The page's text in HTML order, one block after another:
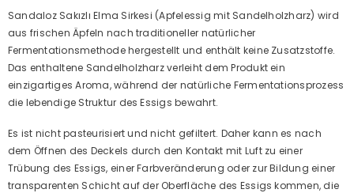
Sandaloz Sakızlı Elma Sirkesi (Apfelessig mit Sandelholzharz) wird
aus frischen Äpfeln nach traditioneller natürlicher
Fermentationsmethode hergestellt und enthält keine Zusatzstoffe.
Das enthaltene Sandelholzharz verleiht dem Produkt ein
einzigartiges Aroma, während der natürliche Fermentationsprozess
die lebendige Struktur des Essigs bewahrt.
Es ist nicht pasteurisiert und nicht gefiltert. Daher kann es nach
dem Öffnen des Deckels durch den Kontakt mit Luft zu einer
Trübung des Essigs, einer Farbveränderung oder zur Bildung einer
transparenten Schicht auf der Oberfläche des Essigs kommen, die